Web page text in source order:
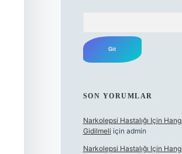
SON YORUMLAR
Narkolepsi Hastalığı Için
Gidilmeli için admin
Narkolepsi Hastalığı Için